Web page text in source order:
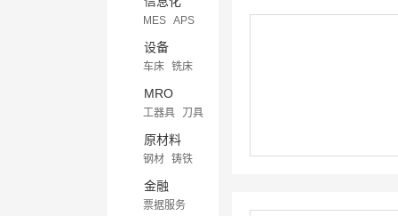
MES APS
CRM
BPM
CAPP
CAD
EDA
设备
车床 铣床
刨床
磨床
钻床 拉床
镗床
齿轮成型设备
折弯机
MRO
工器具
刀具
轴承 阀
仪器/仪表
润滑剂/黏胶
紧固/密封件
原材料
钢材 铸铁
铝合金
不锈钢 塑胶
金融
票据服务